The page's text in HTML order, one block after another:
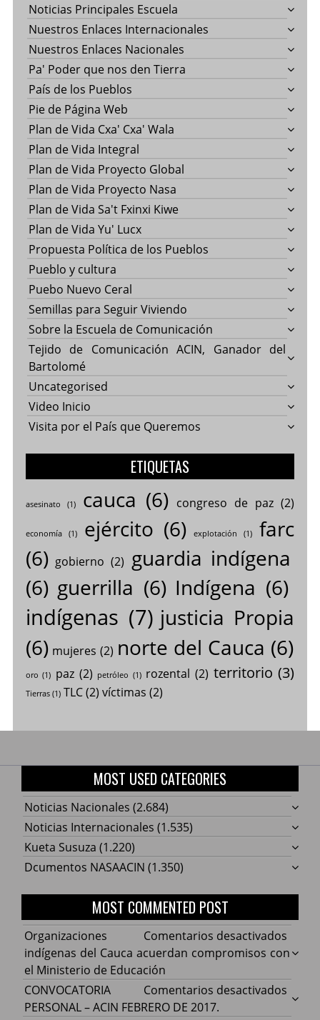
Noticias Principales Escuela
Nuestros Enlaces Internacionales
Nuestros Enlaces Nacionales
Pa' Poder que nos den Tierra
País de los Pueblos
Pie de Página Web
Plan de Vida Cxa' Cxa' Wala
Plan de Vida Integral
Plan de Vida Proyecto Global
Plan de Vida Proyecto Nasa
Plan de Vida Sa't Fxinxi Kiwe
Plan de Vida Yu' Lucx
Propuesta Política de los Pueblos
Pueblo y cultura
Puebo Nuevo Ceral
Semillas para Seguir Viviendo
Sobre la Escuela de Comunicación
Tejido de Comunicación ACIN, Ganador del
Bartolomé
Uncategorised
Video Inicio
Visita por el País que Queremos
ETIQUETAS
asesinato (1) cauca (6) congreso de paz(2)
economía(1) ejército (6) explotación (1)
farc
(6) gobierno (2) guardia indígena
(6) guerrilla (6) Indígena (6)
indígenas (7) justicia Propia
(6) mujeres (2) norte del Cauca (6)
oro (1) paz (2) petróleo (1) rozental (2) territorio (3)
Tierras(1) TLC(2) víctimas (2)
MOST USED CATEGORIES
Noticias Nacionales (2.684)
Noticias Internacionales (1.535)
Kueta Susuza (1.220)
Dcumentos NASAACIN (1.350)
MOST COMMENTED POST
Comentarios desactivados
Cauca
Organizaciones
indígenas del Cauca acuerdan compromisos con
el Ministerio de Educación
Comentarios desactivados
CONVOCATORIA
PERSONAL – ACIN FEBRERO DE 2017.